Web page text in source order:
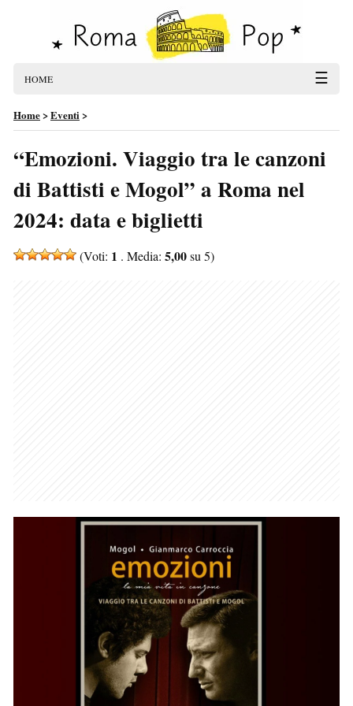
HOME ☰
Home>Eventi>
“Emozioni. Viaggio tra le canzoni
di Battisti e Mogol” a Roma nel
2024: data e biglietti
(Voti: 1 . Media: 5,00su 5)